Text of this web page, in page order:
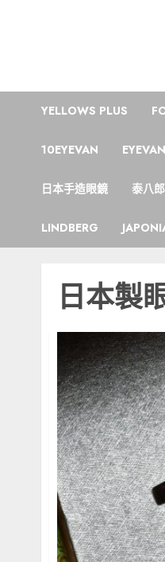
YELLOWS PLUS
10EYEVAN EYEVAN
日本手造眼鏡 泰八
LINDBERG
日本製